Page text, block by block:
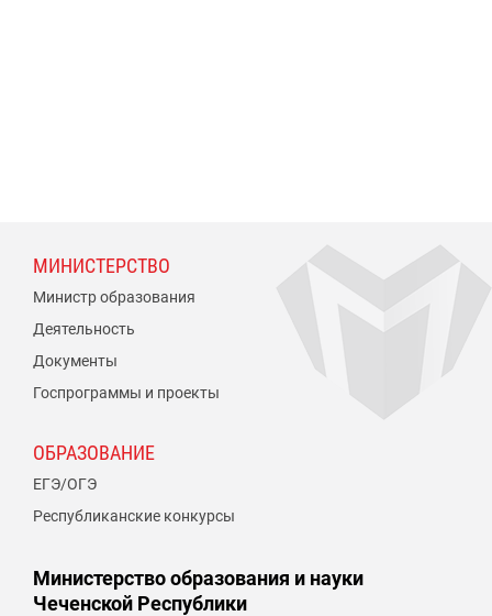
МИНИСТЕРСТВО
Министр образования
Деятельность
Документы
Госпрограммы и проекты
ОБРАЗОВАНИЕ
ЕГЭ/ОГЭ
Республиканские конкурсы
Министерство образования и науки
Чеченской Республики